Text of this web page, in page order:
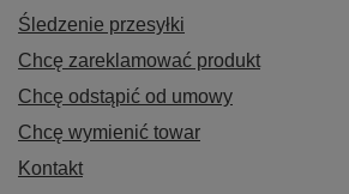
Śledzenie przesyłki
Chcę zareklamować produkt
Chcę odstąpić od umowy
Chcę wymienić towar
Kontakt